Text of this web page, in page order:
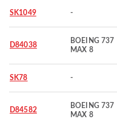
SK1049 -
D84038
BOEING 737
MAX 8
SK78 -
D84582
BOEING 737
MAX 8